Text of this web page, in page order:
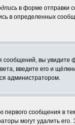
в форме отправки
в определенных
сообщений, вы увидите
введите его и
администратором.
сообщения в
могут удалить